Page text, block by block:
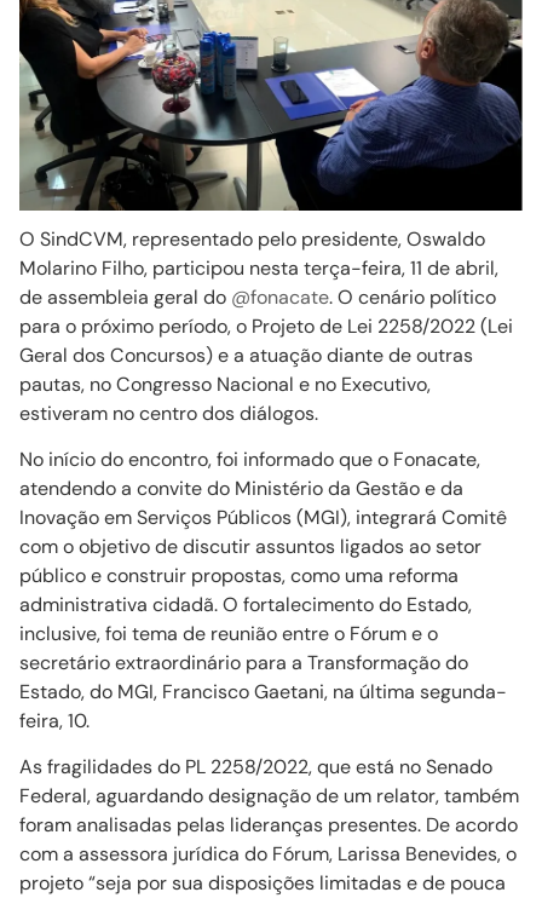
O SindCVM, representado pelo presidente, Oswaldo
Molarino Filho, participou nesta terça-feira, 11 de abril,
de assembleia geral do @fonacate. O cenário político
para o próximo período, o Projeto de Lei 2258/2022 (Lei
Geral dos Concursos) e a atuação diante de outras
pautas, no Congresso Nacional e no Executivo,
estiveram no centro dos diálogos.
No início do encontro, foi informado que o Fonacate,
atendendo a convite do Ministério da Gestão e da
Inovação em Serviços Públicos (MGI), integrará Comitê
com o objetivo de discutir assuntos ligados ao setor
público e construir propostas, como uma reforma
administrativa cidadã. O fortalecimento do Estado,
inclusive, foi tema de reunião entre o Fórum e o
secretário extraordinário para a Transformação do
Estado, do MGI, Francisco Gaetani, na última segunda-
feira, 10.
As fragilidades do PL 2258/2022, que está no Senado
Federal, aguardando designação de um relator, também
foram analisadas pelas lideranças presentes. De acordo
com a assessora jurídica do Fórum, Larissa Benevides, o
projeto “seja por sua disposições limitadas e de pouca